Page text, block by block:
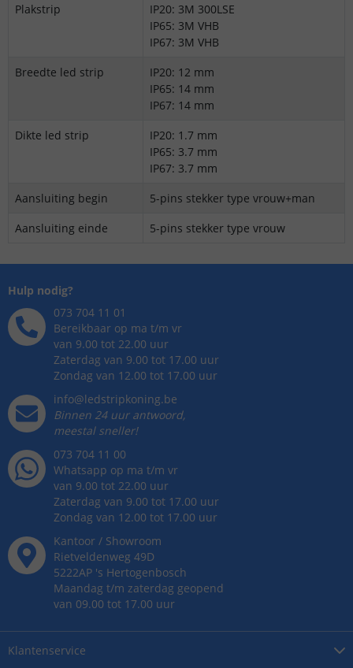
Plakstrip
IP20: 3M 300LSE
IP65: 3M VHB
IP67: 3M VHB
Breedte led strip
IP20: 12 mm
IP65: 14 mm
IP67: 14 mm
Dikte led strip
IP20: 1.7 mm
IP65: 3.7 mm
IP67: 3.7 mm
Aansluiting begin
5-pins stekker type vrouw+man
Aansluiting einde
5-pins stekker type vrouw
Klantenservice
Hulp nodig?
073 704 11 01
Bereikbaar op ma t/m vr
van 9.00 tot 22.00 uur
Zaterdag van 9.00 tot 17.00 uur
Zondag van 12.00 tot 17.00 uur
info@ledstripkoning.be
Binnen 24 uur antwoord,
meestal sneller!
073 704 11 00
Whatsapp op ma t/m vr
van 9.00 tot 22.00 uur
Zaterdag van 9.00 tot 17.00 uur
Zondag van 12.00 tot 17.00 uur
Kantoor / Showroom
Rietveldenweg 49D
5222AP 's Hertogenbosch
Maandag t/m zaterdag geopend
van 09.00 tot 17.00 uur